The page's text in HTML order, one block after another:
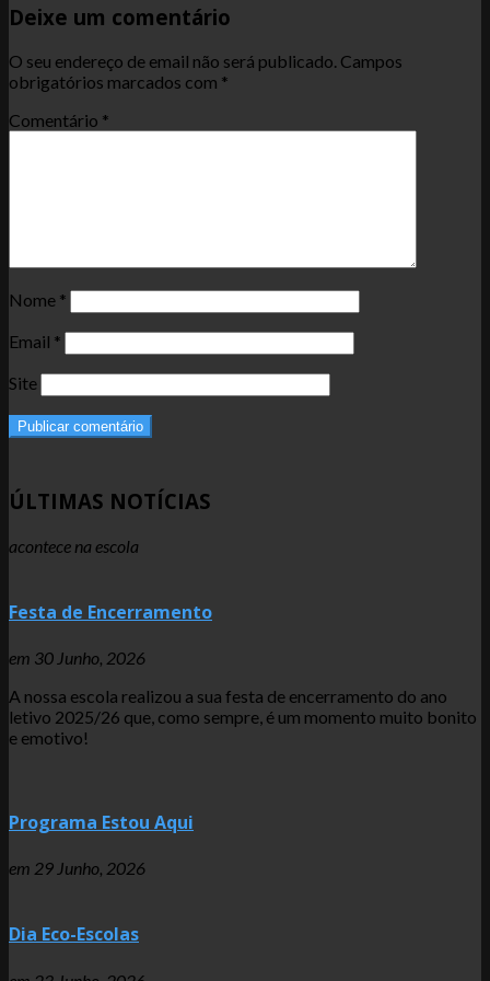
Deixe um comentário
O seu endereço de email não será publicado. Campos
obrigatórios marcados com *
Comentário *
Nome *
Email *
Site
ÚLTIMAS NOTÍCIAS
acontece na escola
Festa de Encerramento
em 30 Junho, 2026
A nossa escola realizou a sua festa de encerramento do ano
letivo 2025/26 que, como sempre, é um momento muito bonito
e emotivo!
Programa Estou Aqui
em 29 Junho, 2026
Dia Eco-Escolas